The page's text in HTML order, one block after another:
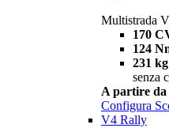
Multistrada
170
124
231 kg
senza
A partire da
Configura
V4 Rally